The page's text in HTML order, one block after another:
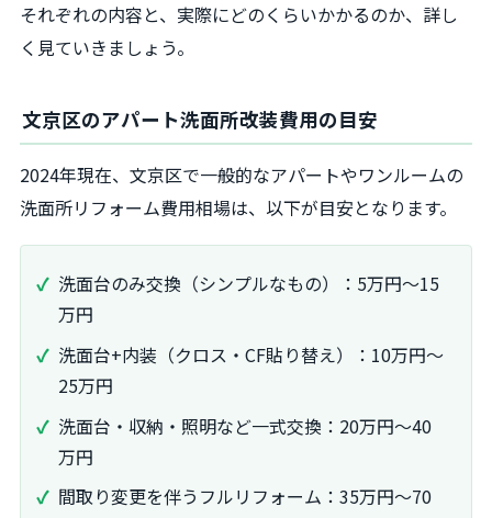
それぞれの内容と、実際にどのくらいかかるのか、詳し
く見ていきましょう。
文京区のアパート洗面所改装費用の目安
2024年現在、文京区で一般的なアパートやワンルームの
洗面所リフォーム費用相場は、以下が目安となります。
洗面台のみ交換（シンプルなもの）：5万円～15
万円
洗面台+内装（クロス・CF貼り替え）：10万円～
25万円
洗面台・収納・照明など一式交換：20万円～40
万円
間取り変更を伴うフルリフォーム：35万円～70